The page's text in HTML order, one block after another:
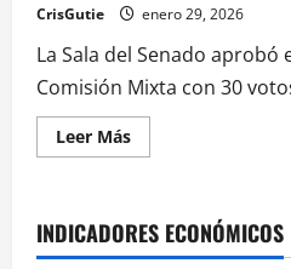
CrisGutie enero 29, 2026
La Sala del Senado aprobó
Comisión Mixta con 30
Leer Más
INDICADORES ECONÓMICOS